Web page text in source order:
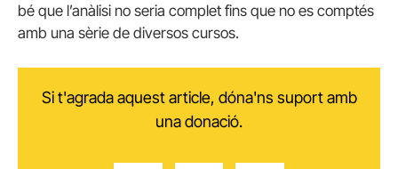
bé que l’anàlisi no seria complet fins que no es comptés
amb una sèrie de diversos cursos.
Si t'agrada aquest article, dóna'ns suport amb
una donació.